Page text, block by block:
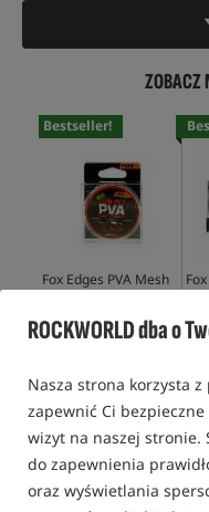
ROCKWORLD dba o
Nasza strona korzysta
zapewnić Ci
wizyt na naszej stronie.
do zapewnienia
oraz wyświetlania
ZOBACZ
Bestseller!
Fox Edges PVA Mesh
System - Slow Melt
28,99PLN
KUP
MATERIAŁY